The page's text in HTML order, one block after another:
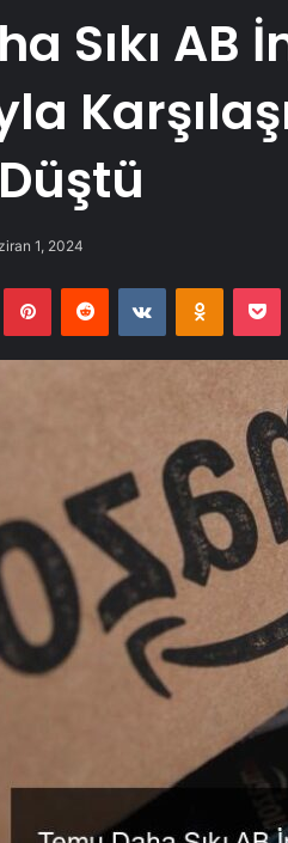
Sıkı AB
1, 2024
PinterestReddit VKontakte